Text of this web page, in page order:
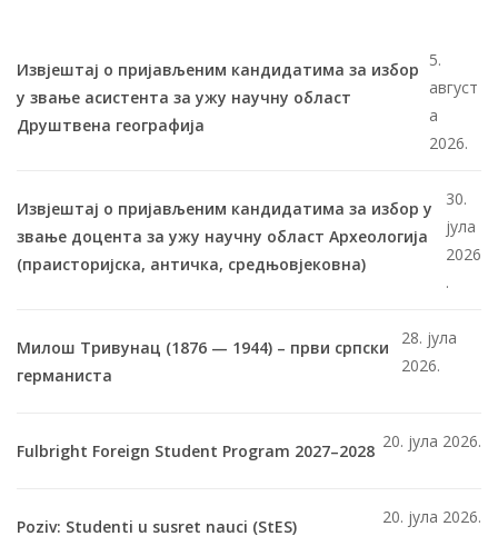
Извјештај о пријављеним кандидатима за избор
у звање асистента за ужу научну област
Друштвена географија
5.
август
а
2026.
Извјештај о пријављеним кандидатима за избор у
звање доцента за ужу научну област Археологија
(праисторијска, античка, средњовјековна)
30.
јула
2026
.
Милош Тривунац (1876 — 1944) – први српски
германиста
28. јула
2026.
Fulbright Foreign Student Program 2027–2028 20. јула 2026.
Poziv: Studenti u susret nauci (StES) 20. јула 2026.